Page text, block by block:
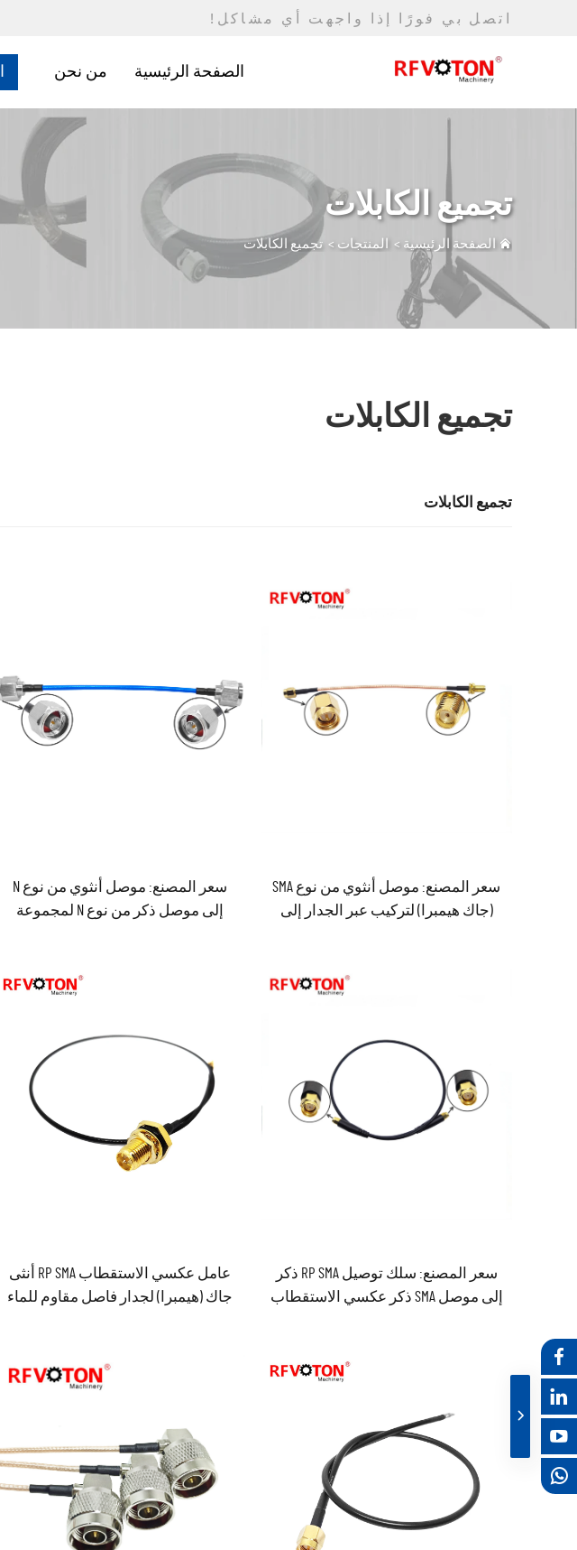
اتصل بي فورًا إذا واجهت أي مشاكل!
الصفحة الرئيسية من نحن
تجميع الكابلات
الصفحة الرئيسية > المنتجات > تجميع الكابلات
تجميع الكابلات
تجميع الكابلات
سعر المصنع: موصل أنثوي من نوع SMA
(جاك هيمبرا) لتركيب عبر الجدار إلى
تجميع كابل قافز جاهز في المخزون،
سعر المصنع: موصل أنثوي من نوع N
إلى موصل ذكر من نوع N لمجموعة
محوري (RF) لكابل قافز بطول ٣٠ سم،
سعر المصنع: سلك توصيل RP SMA ذكر
إلى موصل SMA ذكر عكسي الاستقطاب
عامل عكسي الاستقطاب RP SMA أنثى
جاك (هيمبرا) لجدار فاصل مقاوم للماء